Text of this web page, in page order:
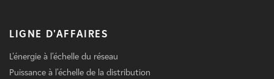
LIGNE D'AFFAIRES
L'énergie à l'échelle du réseau
Puissance à l'échelle de la distribution